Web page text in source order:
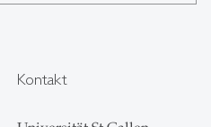
Kontakt